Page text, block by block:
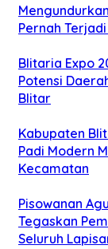
Pernah
Blitaria Expo
Potensi
Blitar
Kabupaten
Padi Modern
Kecamatan
Pisowanan
Tegaskan
Seluruh